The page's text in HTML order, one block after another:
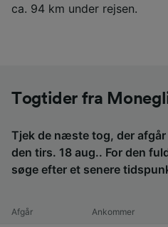
ca. 94 km under rejsen.
Togtider fra
Tjek de næste tog, der
den tirs. 18 aug.. For den
søge efter et senere
Afgår Ankommer